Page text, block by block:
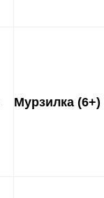
Мурзилка (6+)